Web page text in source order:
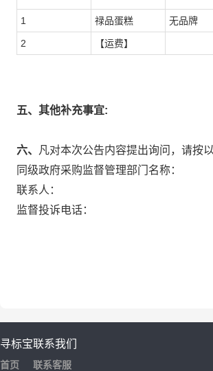
1 禄品蛋糕 无品牌
2 【运费】
五、其他补充事宜:
六、
凡对本次公告内容提出询问，请按
同级政府采购监督管理部门名称：
联系人：
监督投诉电话：
寻标宝
首页
联系我们
联系客服